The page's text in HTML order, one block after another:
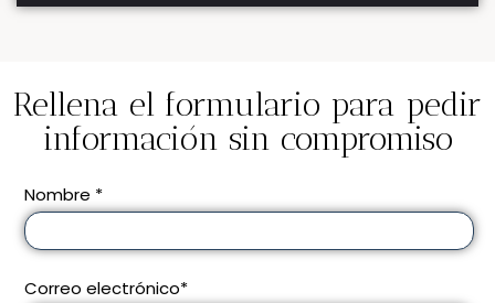
Rellena el formulario para pedir
información sin compromiso
Nombre *
Correo electrónico*